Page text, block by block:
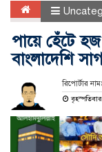
পায়ে হেঁটে
বাংলাদেশি
রিপোর্টার